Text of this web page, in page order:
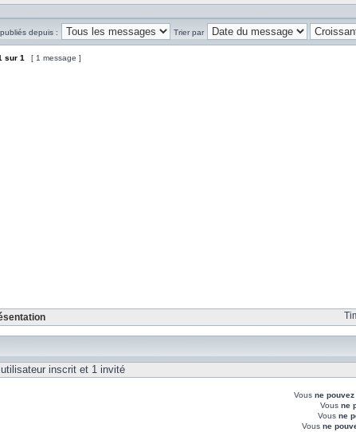
depuis : Trier par
sur 1 [ 1 message ]
inscrit et 1 invité
Vous ne pouvez
Vous ne
Vous ne
Vous ne